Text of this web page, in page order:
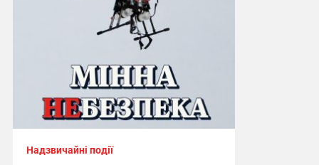
Надзвичайні події